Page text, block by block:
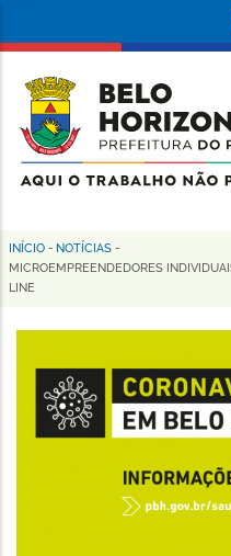
conteúdo
principal
da
Prefeitura
de
Horizonte
Trilha
de
navegação
INÍCIO - NOTÍCIAS -
MICROEMPREENDEDORES
LINE